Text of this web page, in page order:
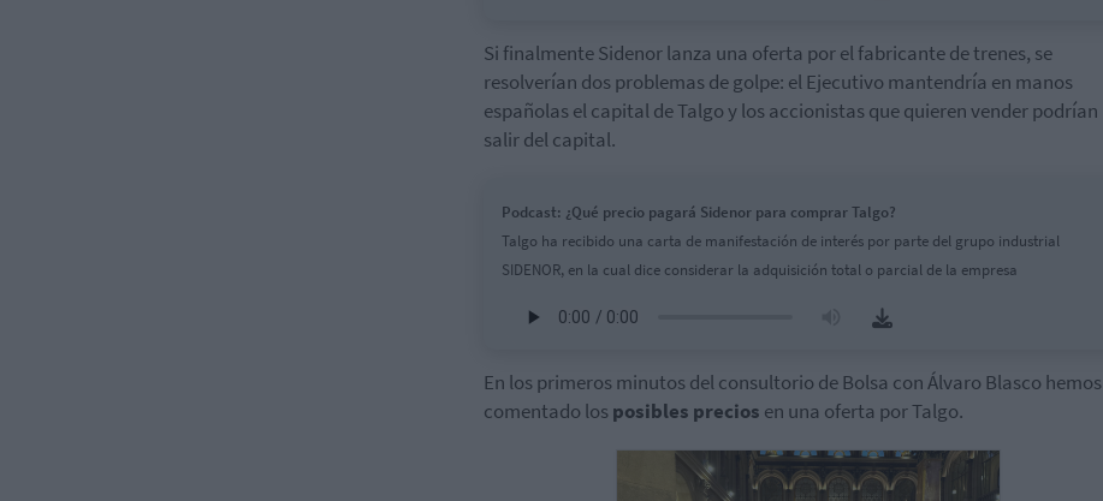
Si finalmente Sidenor lanza una oferta por el fabricante de trenes, se
resolverían dos problemas de golpe: el Ejecutivo mantendría en manos
españolas el capital de Talgo y los accionistas que quieren vender podrían
salir del capital.
Podcast: ¿Qué precio pagará Sidenor para comprar Talgo?
Talgo ha recibido una carta de manifestación de interés por parte del grupo industrial
SIDENOR, en la cual dice considerar la adquisición total o parcial de la empresa
En los primeros minutos del consultorio de Bolsa con Álvaro Blasco hemos
comentado losposibles precios en una oferta por Talgo.